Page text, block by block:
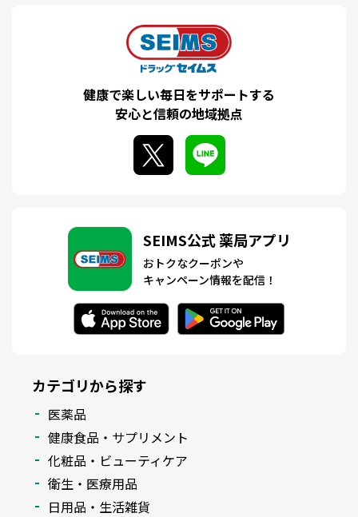
健康で楽しい毎日をサポートする
安心と信頼の地域拠点
SEIMS公式 薬局アプリ
おトクなクーポンや
キャンペーン情報を配信！
カテゴリから探す
医薬品
健康食品・サプリメント
化粧品・ビューティケア
衛生・医療用品
日用品・生活雑貨